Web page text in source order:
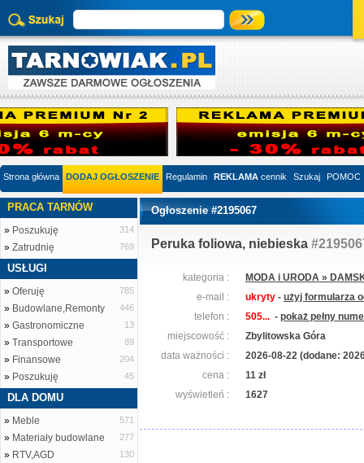
Strona główna DODAJ OGŁOSZENIE Regulamin REKLAMA cennik Szukaj POMOC
PRACA TARNÓW
» Poszukuję 314
» Zatrudnię 769
USŁUGI
» Oferuję 785
» Budowlane,Remonty 446
» Gastronomiczne 13
» Transportowe 89
» Finansowe 204
» Poszukuję 45
DLA DOMU
» Meble 571
» Materiały budowlane 277
» RTV,AGD 130
Ogłoszenie #2195067
Peruka foliowa, niebieska
kategoria :
MODA i URODA »
e-mail :
ukryty - użyj formularza
telefon :
505... - pokaż pełny
miejscowość :
Zbylitowska Góra
data ważności :
2026-08-22 (dodane:
cena :
11 zł
wyświetleń :
1627